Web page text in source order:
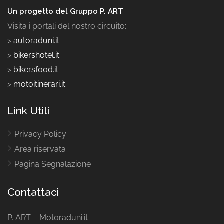
Un progetto del Gruppo P. ART
Visita i portali del nostro circuito:
> autoraduni.it
> bikershotel.it
> bikersfood.it
> motoitinerari.it
Link Utili
Privacy Policy
Area riservata
Pagina Segnalazione
Contattaci
P. ART – Motoraduni.it